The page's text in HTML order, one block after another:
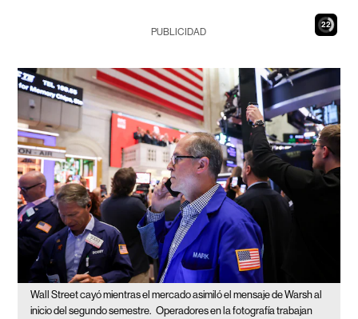
20
PUBLICIDAD
Wall Street cayó mientras el mercado asimiló el mensaje de Warsh al
inicio del segundo semestre. Operadores en la fotografía trabajan